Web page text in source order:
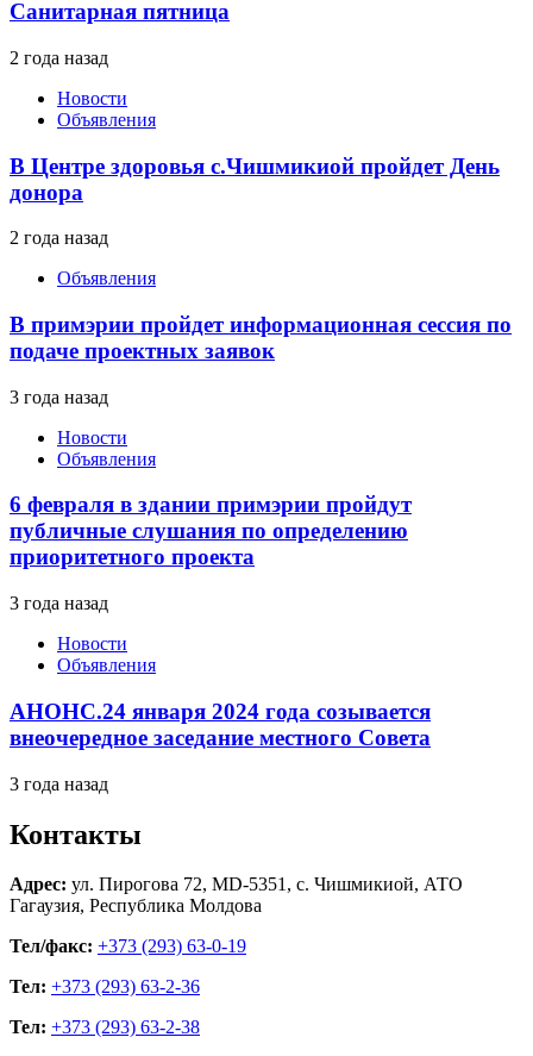
Санитарная пятница
2 года назад
Новости
Объявления
В Центре здоровья с.Чишмикиой пройдет День
донора
2 года назад
Объявления
В примэрии пройдет информационная сессия по
подаче проектных заявок
3 года назад
Новости
Объявления
6 февраля в здании примэрии пройдут
публичные слушания по определению
приоритетного проекта
3 года назад
Новости
Объявления
АНОНС.24 января 2024 года созывается
внеочередное заседание местного Совета
3 года назад
Контакты
Адрес: ул. Пирогова 72, MD-5351, с. Чишмикиой, АТО
Гагаузия, Республика Молдова
Тел/факс: +373 (293) 63-0-19
Тел: +373 (293) 63-2-36
Тел: +373 (293) 63-2-38